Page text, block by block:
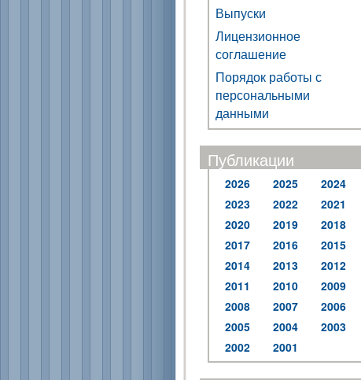
Выпуски
Лицензионное
соглашение
Порядок работы с
персональными
данными
Публикации
2026 2025
2024
2023
2022
2021
2020
2019
2018
2017
2016
2015
2014
2013
2012
2011
2010
2009
2008
2007
2006
2005
2004
2003
2002
2001